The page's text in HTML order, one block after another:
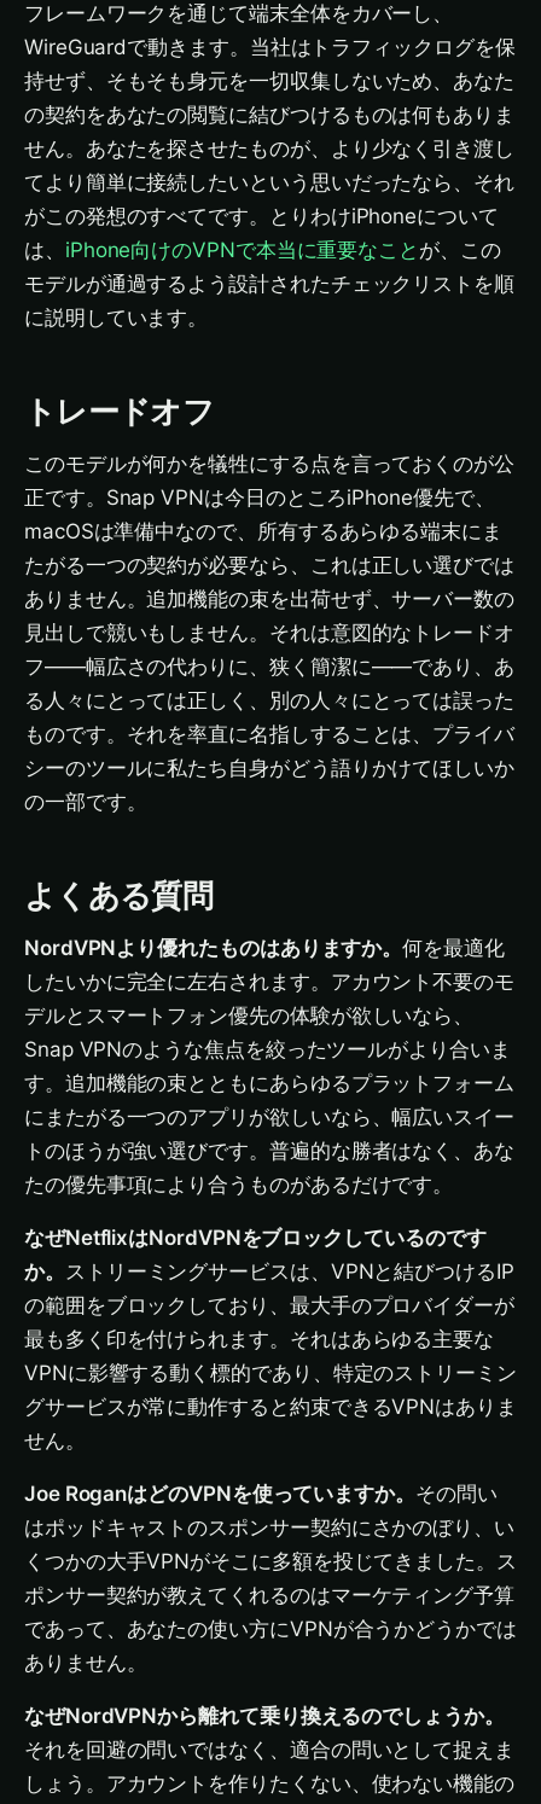
フレームワークを通じて端末全体をカバーし、
WireGuardで動きます。当社はトラフィックログを保
持せず、そもそも身元を一切収集しないため、あなた
の契約をあなたの閲覧に結びつけるものは何もありま
せん。あなたを探させたものが、より少なく引き渡し
てより簡単に接続したいという思いだったなら、それ
がこの発想のすべてです。とりわけiPhoneについて
は、 iPhone向けのVPNで本当に重要なこと が、この
モデルが通過するよう設計されたチェックリストを順
に説明しています。
トレードオフ
このモデルが何かを犠牲にする点を言っておくのが公
正です。Snap VPNは今日のところiPhone優先で、
macOSは準備中なので、所有するあらゆる端末にま
たがる一つの契約が必要なら、これは正しい選びでは
ありません。追加機能の束を出荷せず、サーバー数の
見出しで競いもしません。それは意図的なトレードオ
フ——幅広さの代わりに、狭く簡潔に——であり、あ
る人々にとっては正しく、別の人々にとっては誤った
ものです。それを率直に名指しすることは、プライバ
シーのツールに私たち自身がどう語りかけてほしいか
の一部です。
よくある質問
NordVPNより優れたものはありますか。何を最適化
したいかに完全に左右されます。アカウント不要のモ
デルとスマートフォン優先の体験が欲しいなら、
Snap VPNのような焦点を絞ったツールがより合いま
す。追加機能の束とともにあらゆるプラットフォーム
にまたがる一つのアプリが欲しいなら、幅広いスイー
トのほうが強い選びです。普遍的な勝者はなく、あな
たの優先事項により合うものがあるだけです。
なぜNetflixはNordVPNをブロックしているのです
か。 ストリーミングサービスは、VPNと結びつけるIP
の範囲をブロックしており、最大手のプロバイダーが
最も多く印を付けられます。それはあらゆる主要な
VPNに影響する動く標的であり、特定のストリーミン
グサービスが常に動作すると約束できるVPNはありま
せん。
Joe RoganはどのVPNを使っていますか。 その問い
はポッドキャストのスポンサー契約にさかのぼり、い
くつかの大手VPNがそこに多額を投じてきました。ス
ポンサー契約が教えてくれるのはマーケティング予算
であって、あなたの使い方にVPNが合うかどうかでは
ありません。
なぜNordVPNから離れて乗り換えるのでしょうか。
それを回避の問いではなく、適合の問いとして捉えま
しょう。アカウントを作りたくない、使わない機能の